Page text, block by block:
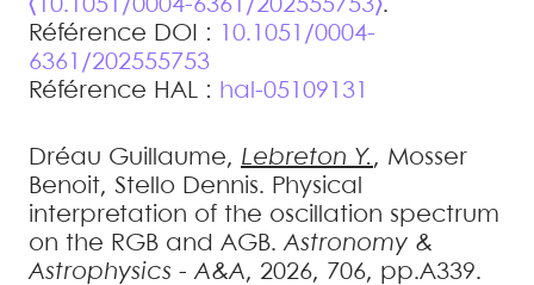
⟨10.1051/0004-6361/202555753⟩.
Référence DOI :
10.1051/0004-
6361/202555753
Référence HAL : hal-05109131
Dréau Guillaume, Lebreton Y., Mosser
Benoit, Stello Dennis. Physical
interpretation of the oscillation spectrum
on the RGB and AGB.Astronomy &
Astrophysics - A&A, 2026, 706, pp.A339.